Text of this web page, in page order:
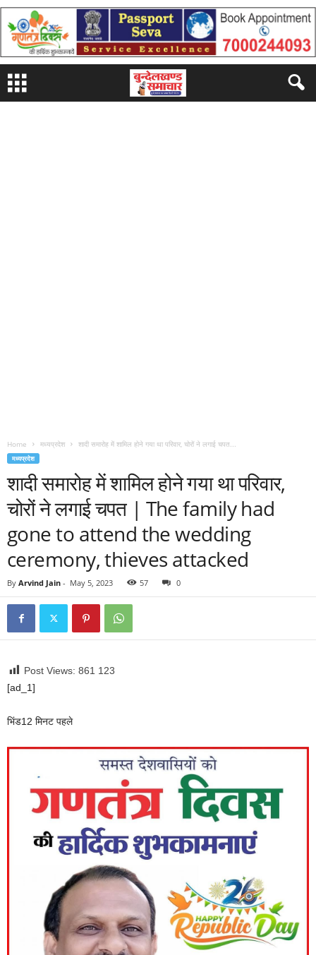
Home मध्यप्रदेश शादी समारोह में शामिल होने गया था परिवार, चोरों ने लगाई चपत...
मध्यप्रदेश
शादी समारोह में शामिल होने गया था परिवार,
चोरों ने लगाई चपत | The family had
gone to attend the wedding
ceremony, thieves attacked
By Arvind Jain - May 5, 2023 57 0
Post Views: 861 123
[ad_1]
भिंड12 मिनट पहले